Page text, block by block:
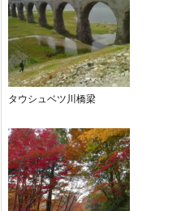
タウシュベツ川橋梁